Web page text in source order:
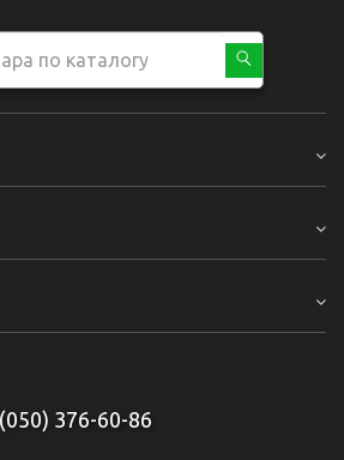
(050) 376-60-86